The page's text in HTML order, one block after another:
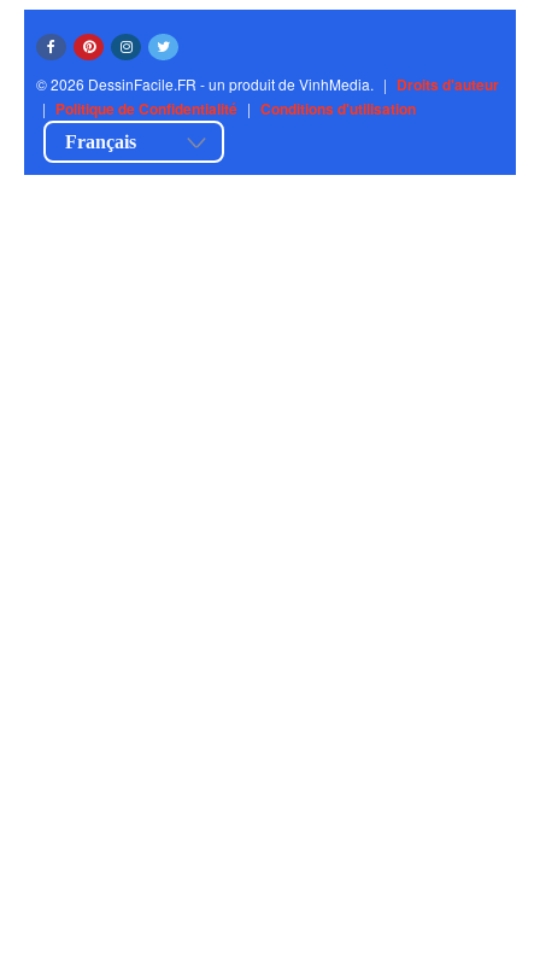
© 2026 DessinFacile.FR - un produit de VinhMedia. | Droits d'auteur
| Politique de Confidentialité | Conditions d'utilisation
Français